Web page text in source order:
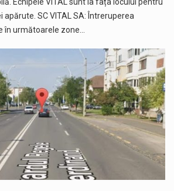
SC VITAL SA: Întreruperea
următoarele zone…